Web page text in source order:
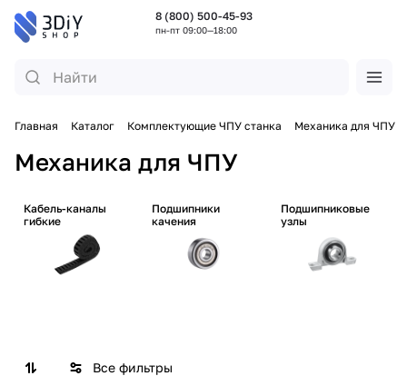
8 (800) 500-45-93
пн-пт 09:00—18:00
Главная Каталог Комплектующие ЧПУ станка Механика для ЧПУ
Механика для ЧПУ
Кабель-каналы
гибкие
Подшипники
качения
Подшипниковые
узлы
Все фильтры